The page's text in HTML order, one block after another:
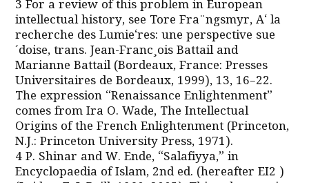
3 For a review of this problem in European
intellectual history, see Tore Fra¨ngsmyr, A‘ la
recherche des Lumie‘res: une perspective sue
´doise, trans. Jean-Franc¸ois Battail and
Marianne Battail (Bordeaux, France: Presses
Universitaires de Bordeaux, 1999), 13, 16–22.
The expression “Renaissance Enlightenment”
comes from Ira O. Wade, The Intellectual
Origins of the French Enlightenment (Princeton,
N.J.: Princeton University Press, 1971).
4 P. Shinar and W. Ende, “Salafiyya,” in
Encyclopaedia of Islam, 2nd ed. (hereafter EI2 )